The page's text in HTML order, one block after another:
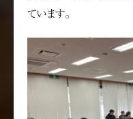
ています。